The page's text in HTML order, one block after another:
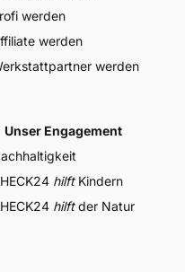
werden
werden
werden
Unser Engagement
hilftKindern
hilftder Natur